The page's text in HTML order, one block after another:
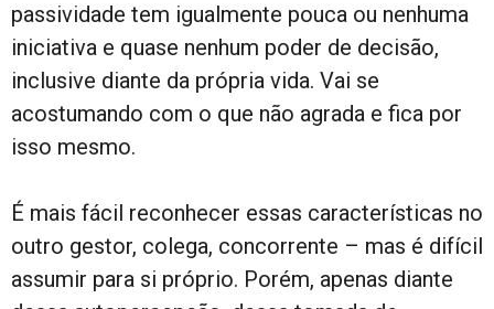
passividade tem igualmente pouca ou nenhuma
iniciativa e quase nenhum poder de decisão,
inclusive diante da própria vida. Vai se
acostumando com o que não agrada e fica por
isso mesmo.
É mais fácil reconhecer essas características no
outro gestor, colega, concorrente – mas é difícil
assumir para si próprio. Porém, apenas diante